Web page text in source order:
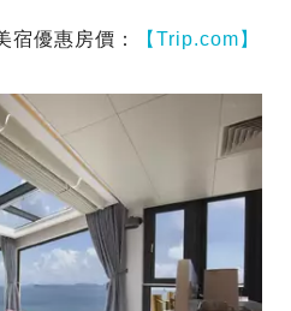
宿優惠房價： 【Trip.com】